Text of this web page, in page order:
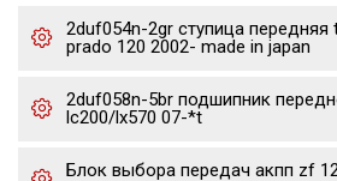
2duf054n-2gr ступица
prado 120 2002- made in japan
2duf058n-5br подшипник
lc200/lx570 07-*t
Блок выбора передач акпп zf